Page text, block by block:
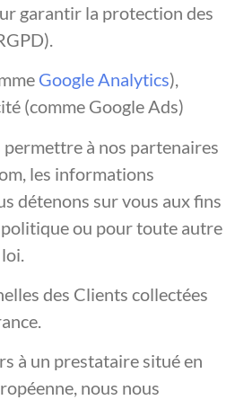
garantir la protection des
Google Analytics),
(comme Google Ads)
à nos partenaires
les informations
détenons sur vous aux fins
ou pour toute autre
des Clients collectées
à un prestataire situé en
nous nous